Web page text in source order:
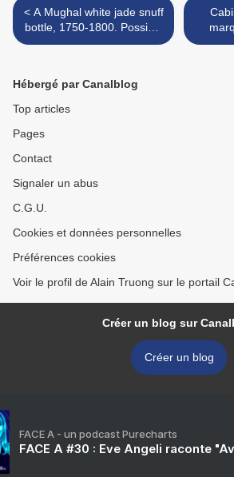
< A Mughal white jade snuff
bottle, 1750-1800. Possibly
Imperial, attributed to the
Hébergé par Canalblog
Top articles
Pages
Contact
Signaler un abus
C.G.U.
Cookies et données personnelles
Préférences cookies
Voir le profil de Alain Truong sur le portail
Créer un blog sur
Créer un blog
FACE A - un podcast Purecharts
FACE A #30 : Eve Angeli raconte